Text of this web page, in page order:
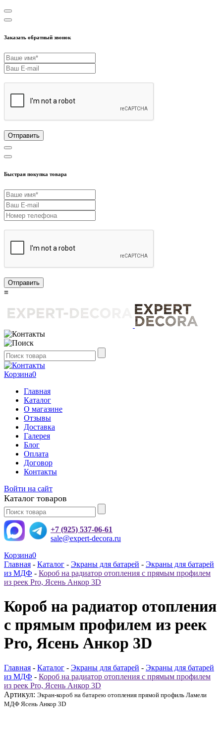
Заказать обратный звонок
Отправить
Быстрая покупка товара
Отправить
≡
Корзина0
Главная
Каталог
О магазине
Отзывы
Доставка
Галерея
Блог
Оплата
Договор
Контакты
Войти на сайт
Каталог товаров
+7 (925) 537-06-61
sale@expert-decora.ru
Корзина0
Главная - Каталог - Экраны для батарей - Экраны для батарей
из МДФ - Короб на радиатор отопления с прямым профилем
из реек Pro, Ясень Анкор 3D
Короб на радиатор отопления
с прямым профилем из реек
Pro, Ясень Анкор 3D
Главная - Каталог - Экраны для батарей - Экраны для батарей
из МДФ - Короб на радиатор отопления с прямым профилем
из реек Pro, Ясень Анкор 3D
Артикул: Экран-короб на батарею отопления прямой профиль Ламели
МДФ Ясень Анкор 3D